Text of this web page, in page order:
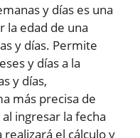
y días es una
la edad de una
y días. Permite
y días a la
y días,
más precisa de
ingresar la fecha
el cálculo y